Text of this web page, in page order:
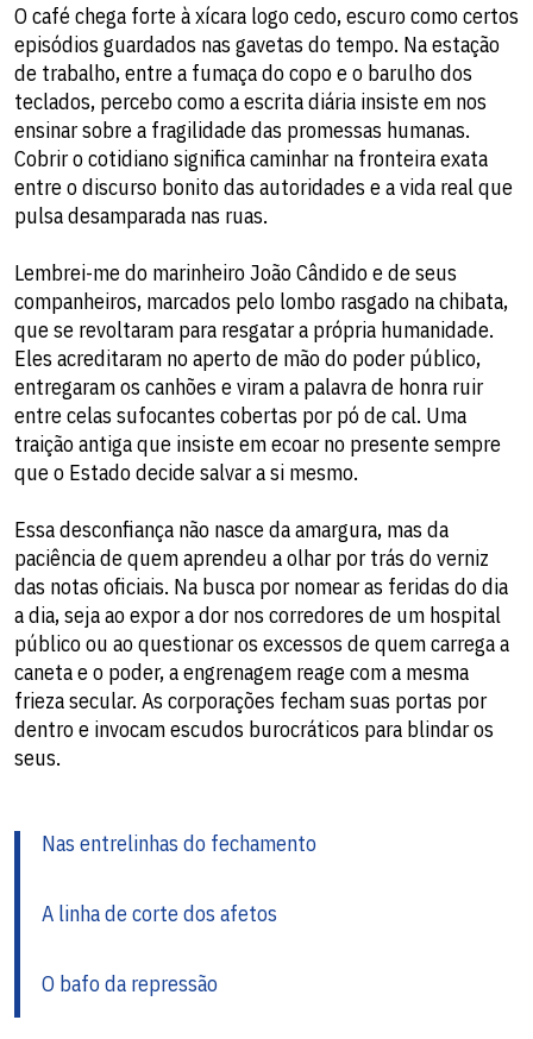
​O café chega forte à xícara logo cedo, escuro como certos
episódios guardados nas gavetas do tempo. Na estação
de trabalho, entre a fumaça do copo e o barulho dos
teclados, percebo como a escrita diária insiste em nos
ensinar sobre a fragilidade das promessas humanas.
Cobrir o cotidiano significa caminhar na fronteira exata
entre o discurso bonito das autoridades e a vida real que
pulsa desamparada nas ruas.
​Lembrei-me do marinheiro João Cândido e de seus
companheiros, marcados pelo lombo rasgado na chibata,
que se revoltaram para resgatar a própria humanidade.
Eles acreditaram no aperto de mão do poder público,
entregaram os canhões e viram a palavra de honra ruir
entre celas sufocantes cobertas por pó de cal. Uma
traição antiga que insiste em ecoar no presente sempre
que o Estado decide salvar a si mesmo.
​Essa desconfiança não nasce da amargura, mas da
paciência de quem aprendeu a olhar por trás do verniz
das notas oficiais. Na busca por nomear as feridas do dia
a dia, seja ao expor a dor nos corredores de um hospital
público ou ao questionar os excessos de quem carrega a
caneta e o poder, a engrenagem reage com a mesma
frieza secular. As corporações fecham suas portas por
dentro e invocam escudos burocráticos para blindar os
seus.
Nas entrelinhas do fechamento
A linha de corte dos afetos
O bafo da repressão